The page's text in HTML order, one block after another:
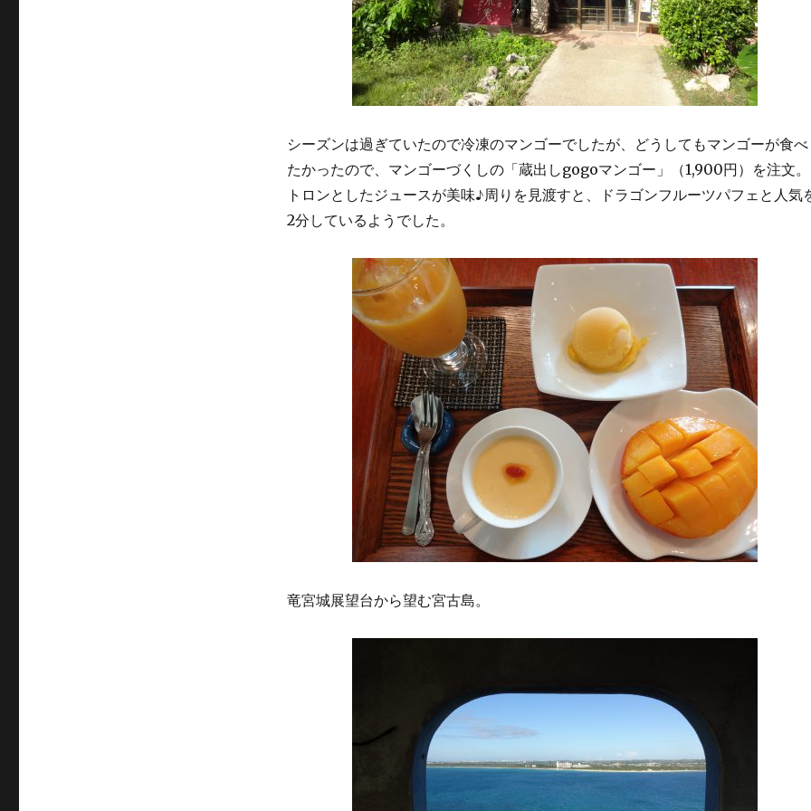
シーズンは過ぎていたので冷凍のマンゴーでしたが、どうしてもマンゴーが食べ
たかったので、マンゴーづくしの「蔵出しgogoマンゴー」（1,900円）を注文。
トロンとしたジュースが美味♪周りを見渡すと、ドラゴンフルーツパフェと人気
2分しているようでした。
竜宮城展望台から望む宮古島。